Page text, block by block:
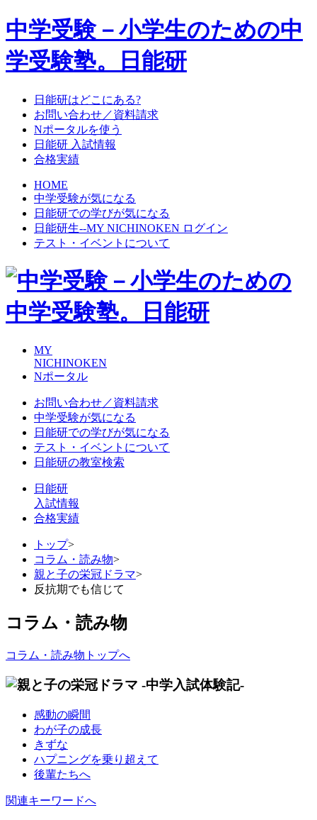
中学受験－小学生のための中
学受験塾。日能研
日能研はどこにある?
お問い合わせ／資料請求
Nポータルを使う
日能研 入試情報
合格実績
HOME
中学受験が気になる
日能研での学びが気になる
日能研生--MY NICHINOKEN ログイン
テスト・イベントについて
MY
NICHINOKEN
Nポータル
お問い合わせ／資料請求
中学受験が気になる
日能研での学びが気になる
テスト・イベントについて
日能研の教室検索
日能研
入試情報
合格実績
トップ>
コラム・読み物>
親と子の栄冠ドラマ>
反抗期でも信じて
コラム・読み物
コラム・読み物トップへ
感動の瞬間
わが子の成長
きずな
ハプニングを乗り超えて
後輩たちへ
関連キーワードへ